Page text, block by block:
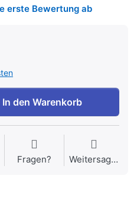
erste Bewertung ab
In den Warenkorb
Fragen? Weitersagen